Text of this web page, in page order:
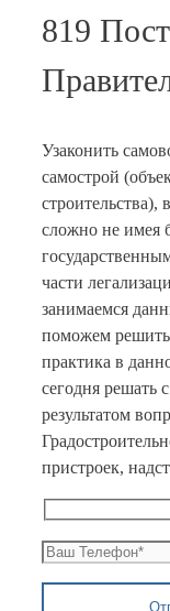
819
Узаконить
самострой
сложно не имея
части
занимаемся
поможем решить
практика в
сегодня решать
результатом
пристроек,